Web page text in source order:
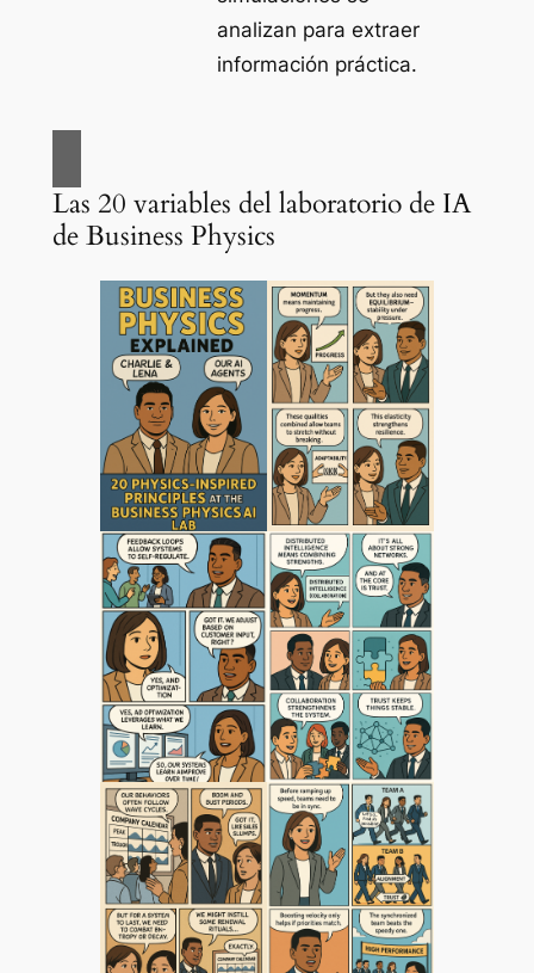
analizan para extraer
información práctica.
Las 20 variables del laboratorio de IA
de Business Physics